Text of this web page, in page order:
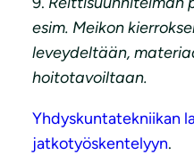
esim. Meikon
leveydeltään,
hoitotavoiltaan.
Yhdyskuntatekniikan
jatkotyöskentelyyn.